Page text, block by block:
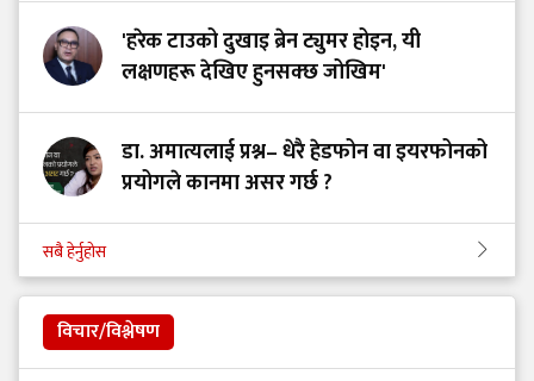
'हरेक टाउको दुखाइ ब्रेन ट्युमर होइन, यी
लक्षणहरू देखिए हुनसक्छ जोखिम'
डा. अमात्यलाई प्रश्न– धेरै हेडफोन वा इयरफोनको
प्रयोगले कानमा असर गर्छ ?
सबै हेर्नुहोस
विचार/विश्लेषण